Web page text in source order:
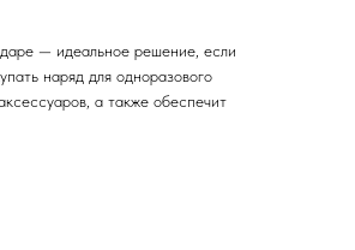
— идеальное решение, если
наряд для одноразового
а также обеспечит